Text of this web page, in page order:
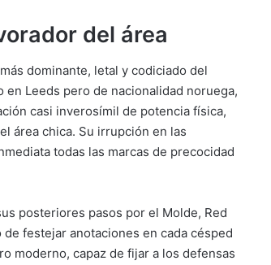
del área
dominante, letal y codiciado del
en Leeds pero de nacionalidad noruega,
casi inverosímil de potencia física,
área chica. Su irrupción en las
todas las marcas de precocidad
posteriores pasos por el Molde, Red
festejar anotaciones en cada césped
moderno, capaz de fijar a los defensas